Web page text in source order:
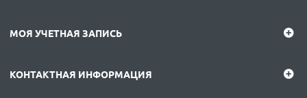
МОЯ УЧЕТНАЯ ЗАПИСЬ
КОНТАКТНАЯ ИНФОРМАЦИЯ